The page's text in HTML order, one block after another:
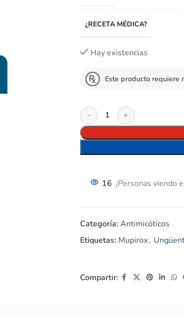
¿RECETA MÉDICA?
Hay existencias
Este producto requiere
16 ¡Personas viendo
Categoría: Antimicóticos
Etiquetas: Mupirox,
Compartir: